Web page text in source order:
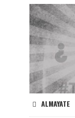
ALMAYATE